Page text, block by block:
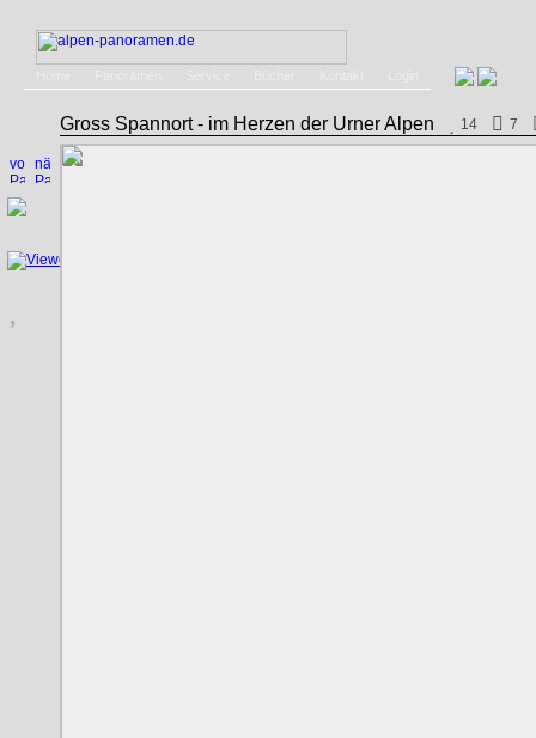
Gross Spannort - im Herzen der Urner Alpen 14 7